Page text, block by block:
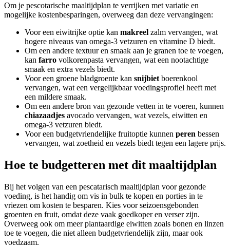
Om je pescotarische maaltijdplan te verrijken met variatie en
mogelijke kostenbesparingen, overweeg dan deze vervangingen:
Voor een eiwitrijke optie kan makreel zalm vervangen, wat
hogere niveaus van omega-3 vetzuren en vitamine D biedt.
Om een andere textuur en smaak aan je granen toe te voegen,
kan farro volkorenpasta vervangen, wat een nootachtige
smaak en extra vezels biedt.
Voor een groene bladgroente kan snijbiet boerenkool
vervangen, wat een vergelijkbaar voedingsprofiel heeft met
een mildere smaak.
Om een andere bron van gezonde vetten in te voeren, kunnen
chiazaadjes avocado vervangen, wat vezels, eiwitten en
omega-3 vetzuren biedt.
Voor een budgetvriendelijke fruitoptie kunnen peren bessen
vervangen, wat zoetheid en vezels biedt tegen een lagere prijs.
Hoe te budgetteren met dit maaltijdplan
Bij het volgen van een pescatarisch maaltijdplan voor gezonde
voeding, is het handig om vis in bulk te kopen en porties in te
vriezen om kosten te besparen. Kies voor seizoensgebonden
groenten en fruit, omdat deze vaak goedkoper en verser zijn.
Overweeg ook om meer plantaardige eiwitten zoals bonen en linzen
toe te voegen, die niet alleen budgetvriendelijk zijn, maar ook
voedzaam.